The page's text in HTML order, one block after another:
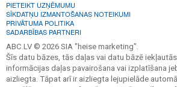
PIETEIKT UZŅĒMUMU
SĪKDATŅU IZMANTOŠANAS NOTEIKUMI
PRIVĀTUMA POLITIKA
SADARBĪBAS PARTNERI
ABC.LV © 2026 SIA "heise marketing".
Šīs datu bāzes, tās daļas vai datu bāzē
informācijas daļas pavairošana vai izplatīšana
aizliegta. Tāpat arī ir aizliegta lejupielāde